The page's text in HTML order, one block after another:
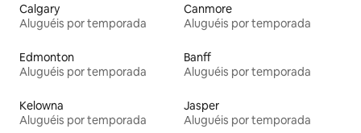
Calgary
Aluguéis por temporada
Canmore
Aluguéis por temporada
Edmonton
Aluguéis por temporada
Banff
Aluguéis por temporada
Kelowna
Aluguéis por temporada
Jasper
Aluguéis por temporada